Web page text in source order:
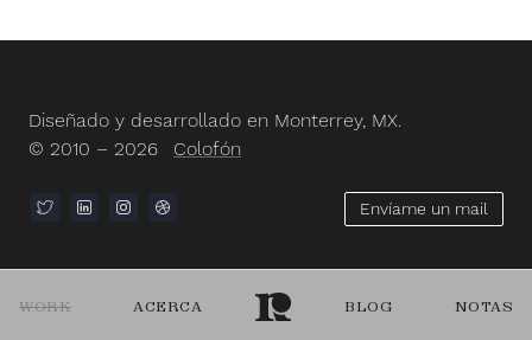
WORK ACERCA BLOG NOTAS
Diseñado y desarrollado en Monterrey, MX.
© 2010 – 2026
Colofón
Envíame un mail